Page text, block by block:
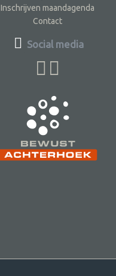
Inschrijven maandagenda
Contact
Social media